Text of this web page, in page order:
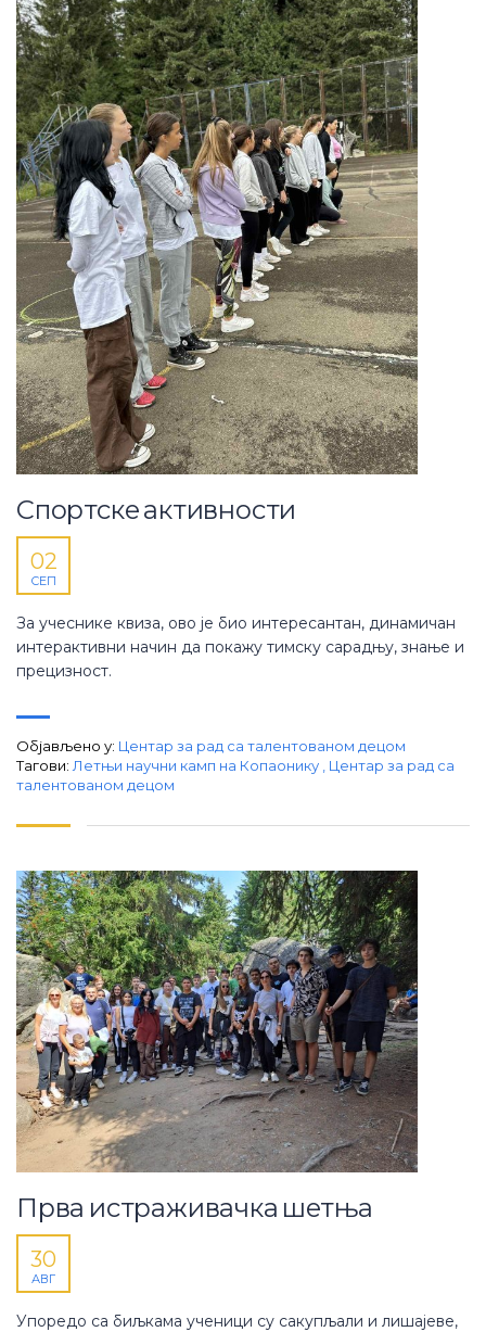
Спортске активности
02
СЕП
За учеснике квиза, ово је био интересантан, динамичан
интерактивни начин да покажу тимску сарадњу, знање и
прецизност.
Објављено у: Центар за рад са талентованом децом
Тагови: Летњи научни камп на Копаонику
Центар за рад са
талентованом децом
Прва истраживачка шетња
30
АВГ
Упоредо са биљкама ученици су сакупљали и лишајеве,